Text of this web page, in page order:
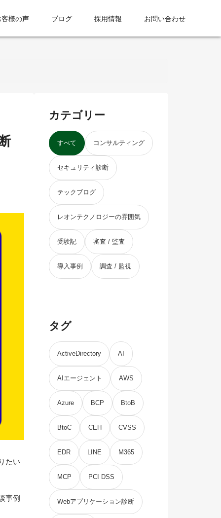
客様の声 ブログ 採用情報 お問い合わせ
たい
事例
カテゴリー
すべて コンサルティング
セキュリティ診断
テックブログ
レオンテクノロジーの雰囲気
受験記 審査 / 監査
導入事例 調査 / 監視
タグ
ActiveDirectory AI
AIエージェント AWS
Azure BCP BtoB
BtoC CEH CVSS
EDR LINE M365
MCP PCI DSS
Webアプリケーション診断